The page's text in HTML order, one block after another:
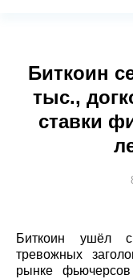
Биткоин
тыс.,
ставки
Биткоин ушёл
тревожных
рынке